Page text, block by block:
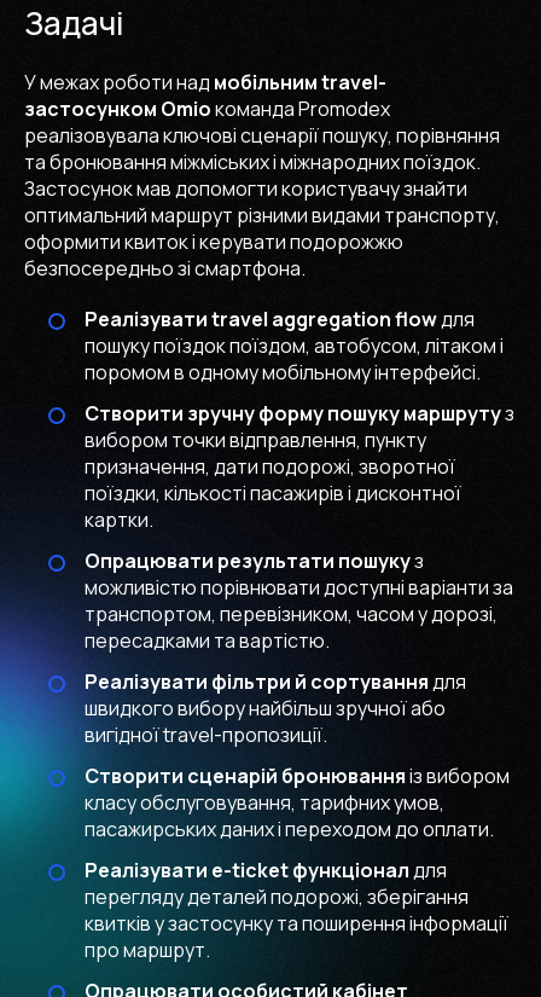
Задачі
У межах роботи над мобільним travel-
застосунком Omioкоманда Promodex
реалізовувала ключові сценарії пошуку, порівняння
та бронювання міжміських і міжнародних поїздок.
Застосунок мав допомогти користувачу знайти
оптимальний маршрут різними видами транспорту,
оформити квиток і керувати подорожжю
безпосередньо зі смартфона.
Реалізувати travel aggregation flowдля
пошуку поїздок поїздом, автобусом, літаком і
поромом в одному мобільному інтерфейсі.
Створити зручну форму пошуку маршрутуз
вибором точки відправлення, пункту
призначення, дати подорожі, зворотної
поїздки, кількості пасажирів і дисконтної
картки.
Опрацювати результати пошукуз
можливістю порівнювати доступні варіанти за
транспортом, перевізником, часом у дорозі,
пересадками та вартістю.
Реалізувати фільтри й сортуваннядля
швидкого вибору найбільш зручної або
вигідної travel-пропозиції.
Створити сценарій бронюванняіз вибором
класу обслуговування, тарифних умов,
пасажирських даних і переходом до оплати.
Реалізувати e-ticket функціоналдля
перегляду деталей подорожі, зберігання
квитків у застосунку та поширення інформації
про маршрут.
Опрацювати особистий кабінет